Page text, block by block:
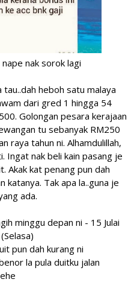
nak sorok lagi
heboh satu malaya
dari gred 1 hingga 54
Golongan pesara kerajaan
tu sebanyak RM250
raya tahun ni. Alhamdulillah,
Ingat nak beli kain pasang je
Akak kat penang pun dah
katanya. Tak apa la..guna je
ada.
minggu depan ni - 15 Julai
pun dah kurang ni
la pula duitku jalan